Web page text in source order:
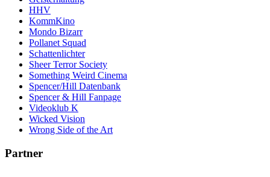
HHV
KommKino
Mondo Bizarr
Pollanet Squad
Schattenlichter
Sheer Terror Society
Something Weird Cinema
Spencer/Hill Datenbank
Spencer & Hill Fanpage
Videoklub K
Wicked Vision
Wrong Side of the Art
Partner